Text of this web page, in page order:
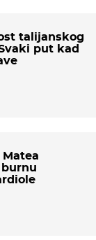
talijanskog
put kad
burnu